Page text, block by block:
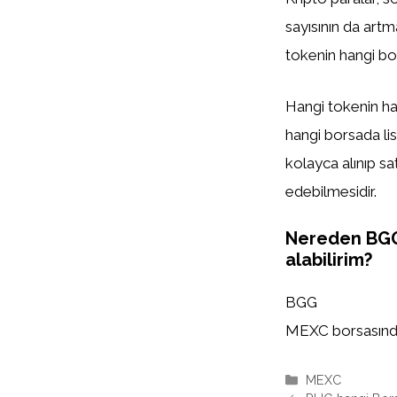
sayısının da
tokenin hangi
Hangi tokenin
hangi borsada
kolayca alınıp
edebilmesidir.
Nereden
alabilirim?
BGG
MEXC
Kategoriler
MEXC